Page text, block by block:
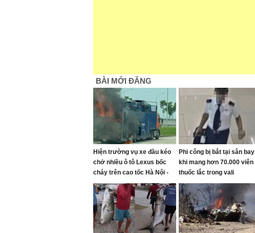
BÀI MỚI ĐĂNG
Hiện trường vụ xe đầu kéo
chở nhiều ô tô Lexus bốc
cháy trên cao tốc Hà Nội -
Hải Phòng
Phi công bị bắt tại sân bay
khi mang hơn 70.000 viên
thuốc lắc trong vali